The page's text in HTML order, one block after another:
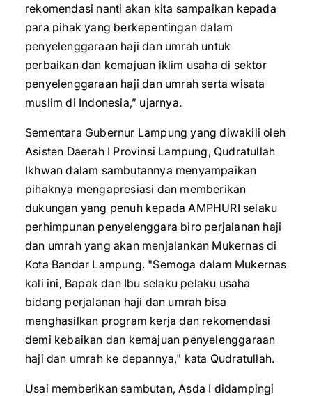
rekomendasi nanti akan kita sampaikan kepada
para pihak yang berkepentingan dalam
penyelenggaraan haji dan umrah untuk
perbaikan dan kemajuan iklim usaha di sektor
penyelenggaraan haji dan umrah serta wisata
muslim di Indonesia,” ujarnya.
Sementara Gubernur Lampung yang diwakili oleh
Asisten Daerah I Provinsi Lampung, Qudratullah
Ikhwan dalam sambutannya menyampaikan
pihaknya mengapresiasi dan memberikan
dukungan yang penuh kepada AMPHURI selaku
perhimpunan penyelenggara biro perjalanan haji
dan umrah yang akan menjalankan Mukernas di
Kota Bandar Lampung. "Semoga dalam Mukernas
kali ini, Bapak dan Ibu selaku pelaku usaha
bidang perjalanan haji dan umrah bisa
menghasilkan program kerja dan rekomendasi
demi kebaikan dan kemajuan penyelenggaraan
haji dan umrah ke depannya," kata Qudratullah.
Usai memberikan sambutan, Asda I didampingi